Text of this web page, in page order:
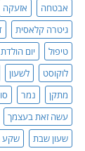
אבטחה אזעקה
גיטרה קלאסית
טיפול
יום הולדת
לוקוסט
לשעון
מתקן
נמר
עשה זאת בעצמך
שעון שבת
שקע